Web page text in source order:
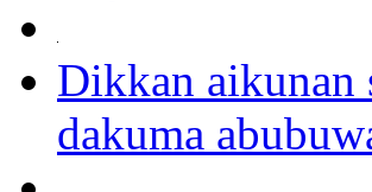
Dikkan aikunan
dakuma